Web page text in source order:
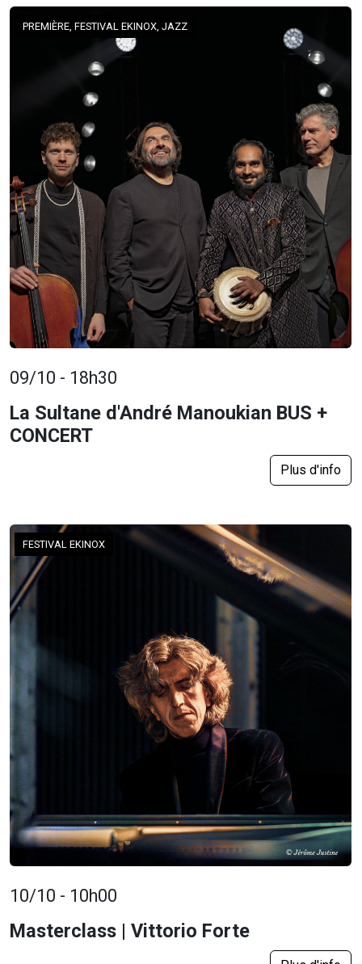
PREMIÈRE, FESTIVAL EKINOX, JAZZ
09/10 - 18h30
La Sultane d'André Manoukian BUS +
CONCERT
Plus d'info
FESTIVAL EKINOX
10/10 - 10h00
Masterclass | Vittorio Forte